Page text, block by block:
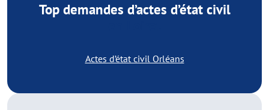
Top demandes d’actes d’état civil
Actes d’état civil Orléans